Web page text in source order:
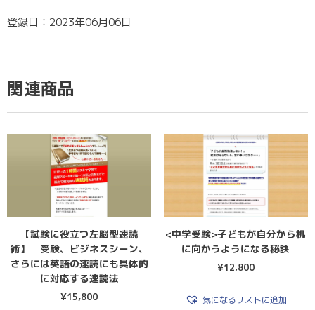
登録日：2023年06月06日
関連商品
【試験に役立つ左脳型速読
術】 受験、ビジネスシーン、
さらには英語の速読にも具体的
に対応する速読法
¥15,800
<中学受験>子どもが自分から机
に向かうようになる秘訣
¥12,800
気になるリストに追加